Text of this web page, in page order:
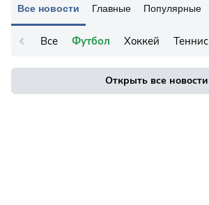
Все новости Главные Популярные
Все Футбол Хоккей Теннис
Открыть все новости